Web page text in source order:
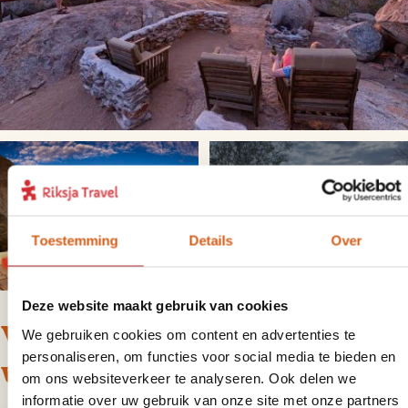
Toestemming Details Over
Deze website maakt gebruik van cookies
We gebruiken cookies om content en advertenties te
personaliseren, om functies voor social media te bieden en
om ons websiteverkeer te analyseren. Ook delen we
informatie over uw gebruik van onze site met onze partners
Voor deze reis bieden we de
volgende varianten aan